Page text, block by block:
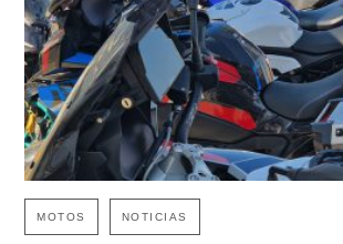
MOTOS NOTICIAS